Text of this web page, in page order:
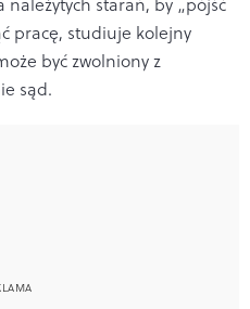
pracę, studiuje kolejny
być zwolniony z
sąd.